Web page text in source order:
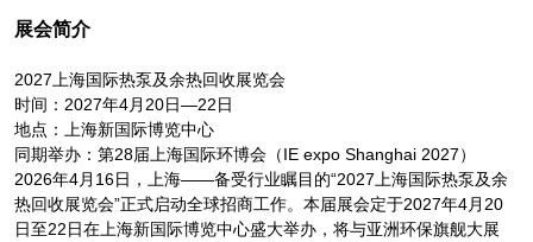
展会简介
2027上海国际热泵及余热回收展览会
时间：2027年4月20日—22日
地点：上海新国际博览中心
同期举办：第28届上海国际环博会（IE expo Shanghai 2027）
2026年4月16日，上海——备受行业瞩目的“2027上海国际热泵及余
热回收展览会”正式启动全球招商工作。本届展会定于2027年4月20
日至22日在上海新国际博览中心盛大举办，将与亚洲环保旗舰大展